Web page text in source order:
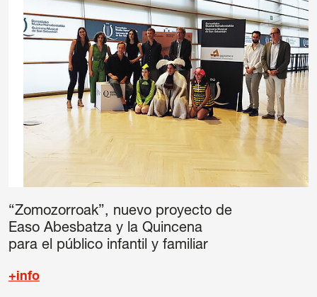
“Zomozorroak”, nuevo proyecto de
Easo Abesbatza y la Quincena
para el público infantil y familiar
+info